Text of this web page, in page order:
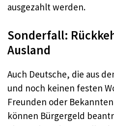
ausgezahlt werden.
Sonderfall:
Ausland
Auch Deutsche, die aus
und noch keinen festen
Freunden oder
können Bürgergeld